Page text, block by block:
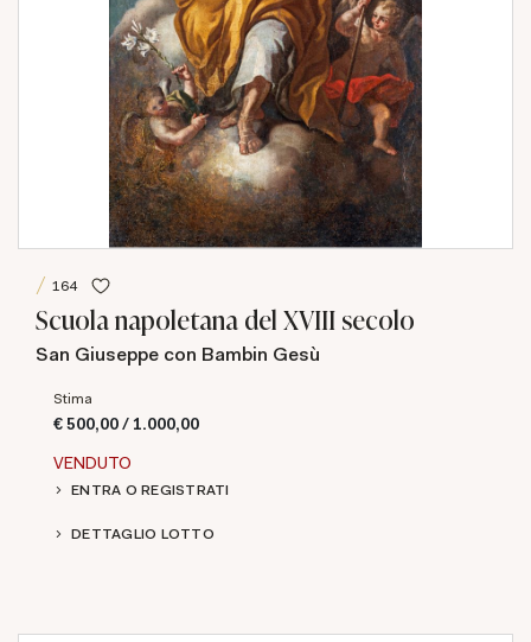
164
Scuola napoletana del XVIII secolo
San Giuseppe con Bambin Gesù
Stima
€ 500,00 / 1.000,00
VENDUTO
ENTRA O REGISTRATI
DETTAGLIO LOTTO